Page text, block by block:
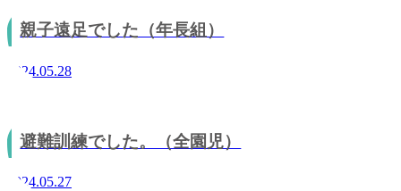
親子遠足でした（年長組）
2024.05.28
避難訓練でした。（全園児）
2024.05.27